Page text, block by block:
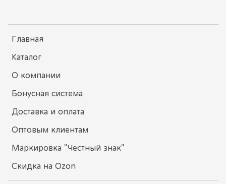
Главная
Каталог
О компании
Бонусная система
Доставка и оплата
Оптовым клиентам
Маркировка "Честный знак"
Скидка на Ozon